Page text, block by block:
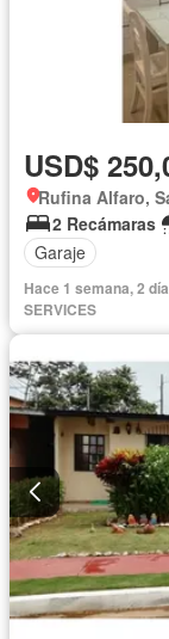
USD$
Rufina Alfaro,
2 Recámaras
Garaje
Hace 1 semana, 2
SERVICES